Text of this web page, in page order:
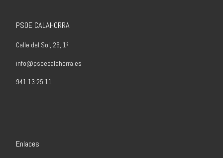
PSOE CALAHORRA
Calle del Sol, 26, 1º
info@psoecalahorra.es
941 13 25 11
Enlaces